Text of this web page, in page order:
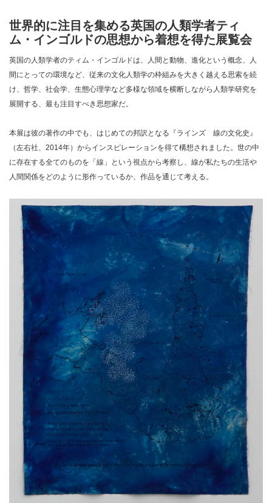
世界的に注目を集める英国の人類学者ティ
ム・インゴルドの思想から着想を得た展覧会
英国の人類学者のティム・インゴルドは、人間と動物、進化という概念、人
間にとっての環境など、従来の文化人類学の枠組みを大きく越える思索を続
け、哲学、社会学、生態心理学など多様な領域を横断しながら人類学研究を
展開する、最も注目すべき思想家だ。
本展は彼の著作の中でも、はじめての邦訳となる『ラインズ 線の文化史』
（左右社、2014年）からインスピレーションを得て構想されました。世の中
に存在する全てのものを「線」という視点から考察し、線が私たちの生活や
人間関係をどのように形作っているか、作品を通じて考える。